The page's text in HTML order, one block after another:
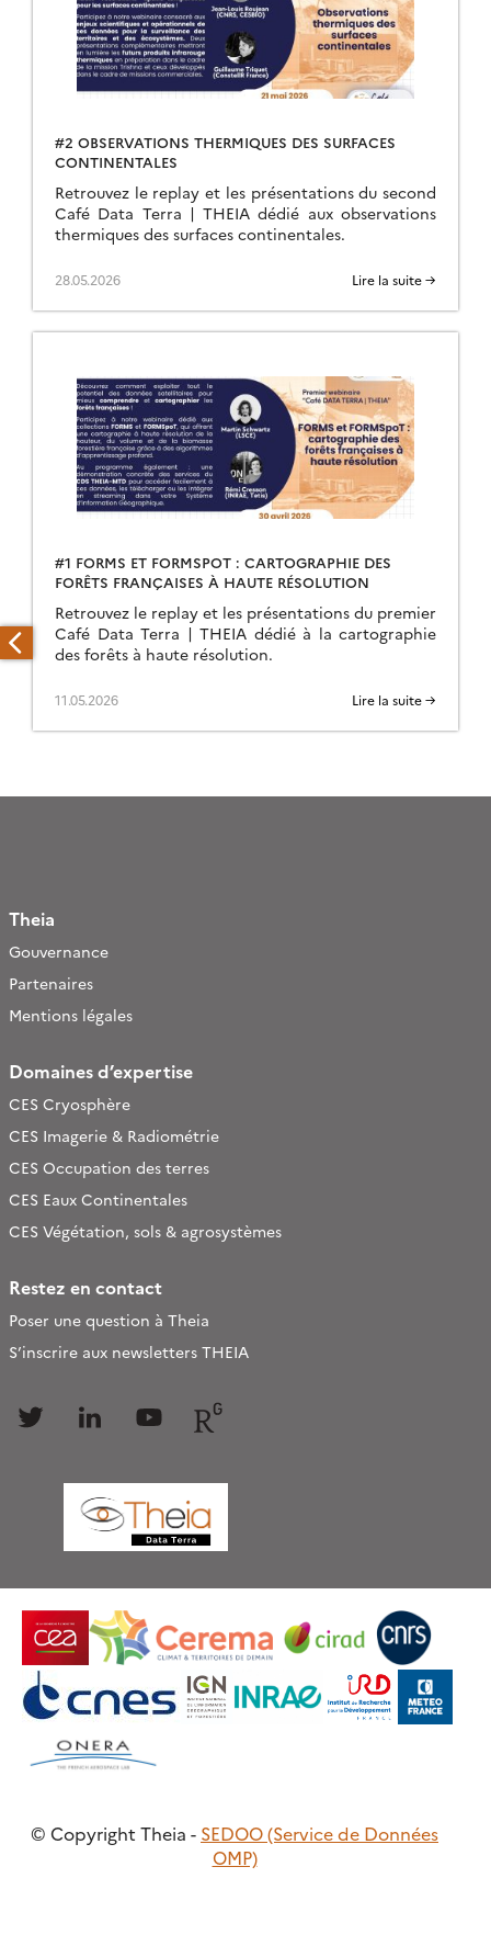
#2 OBSERVATIONS THERMIQUES DES SURFACES
CONTINENTALES
Retrouvez le replay et les présentations du second
Café Data Terra | THEIA dédié aux observations
thermiques des surfaces continentales.
28.05.2026 Lire la suite →
#1 FORMS ET FORMSPOT : CARTOGRAPHIE DES
FORÊTS FRANÇAISES À HAUTE RÉSOLUTION
Retrouvez le replay et les présentations du premier
Café Data Terra | THEIA dédié à la cartographie
des forêts à haute résolution.
11.05.2026 Lire la suite →
Theia
Gouvernance
Partenaires
Mentions légales
Domaines d’expertise
CES Cryosphère
CES Imagerie & Radiométrie
CES Occupation des terres
CES Eaux Continentales
CES Végétation, sols & agrosystèmes
Restez en contact
Poser une question à Theia
S’inscrire aux newsletters THEIA
Follow Follow
© Copyright Theia - SEDOO (Service de Données
OMP)